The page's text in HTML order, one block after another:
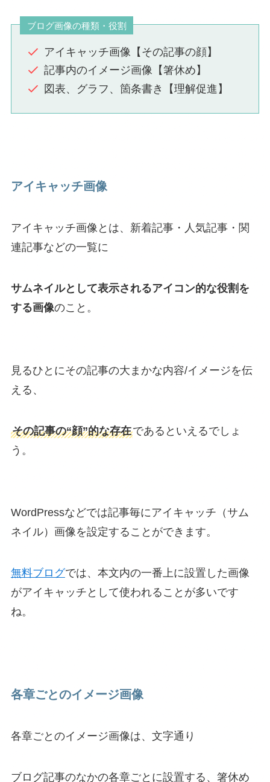
ブログ画像の種類・役割
アイキャッチ画像【その記事の顔】
記事内のイメージ画像【箸休め】
図表、グラフ、箇条書き【理解促進】
アイキャッチ画像
アイキャッチ画像とは、新着記事・人気記事・関
連記事などの一覧に
サムネイルとして表示されるアイコン的な役割を
する画像のこと。
見るひとにその記事の大まかな内容/イメージを伝
える、
その記事の“顔”的な存在であるといえるでしょ
う。
WordPressなどでは記事毎にアイキャッチ（サム
ネイル）画像を設定することができます。
無料ブログでは、本文内の一番上に設置した画像
がアイキャッチとして使われることが多いです
ね。
各章ごとのイメージ画像
各章ごとのイメージ画像は、文字通り
ブログ記事のなかの各章ごとに設置する、箸休め